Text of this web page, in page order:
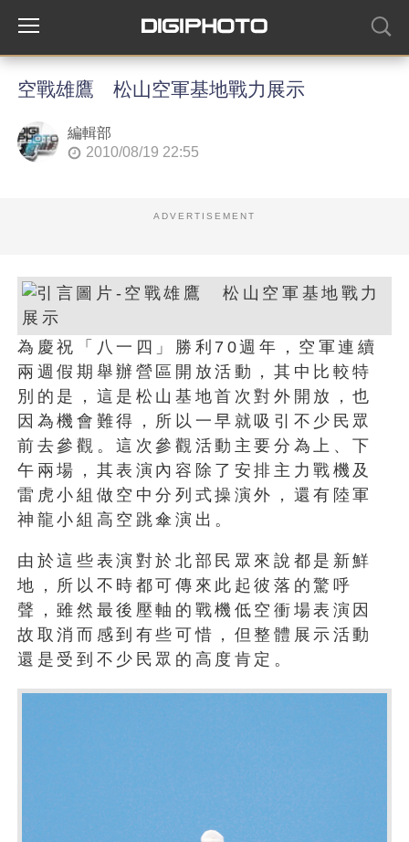
空戰雄鷹 松山空軍基地戰力展示
編輯部
2010/08/19 22:55
ADVERTISEMENT
為慶祝「八一四」勝利70週年，空軍連續
兩週假期舉辦營區開放活動，其中比較特
別的是，這是松山基地首次對外開放，也
因為機會難得，所以一早就吸引不少民眾
前去參觀。這次參觀活動主要分為上、下
午兩場，其表演內容除了安排主力戰機及
雷虎小組做空中分列式操演外，還有陸軍
神龍小組高空跳傘演出。
由於這些表演對於北部民眾來說都是新鮮
地，所以不時都可傳來此起彼落的驚呼
聲，雖然最後壓軸的戰機低空衝場表演因
故取消而感到有些可惜，但整體展示活動
還是受到不少民眾的高度肯定。